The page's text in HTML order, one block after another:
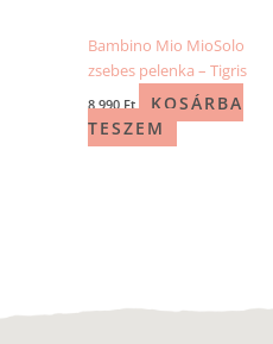
Bambino Mio MioSolo
zsebes pelenka – Tigris
8 990 Ft
KOSÁRBA
TESZEM